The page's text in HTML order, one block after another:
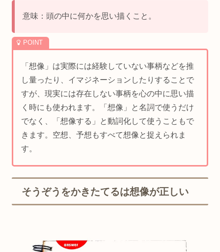
意味：頭の中に何かを思い描くこと。
「想像」は実際には経験していない事柄などを推
し量ったり、イマジネーションしたりすることで
すが、現実には存在しない事柄を心の中に思い描
く時にも使われます。「想像」と名詞で使うだけ
でなく、「想像する」と動詞化して使うこともで
きます。空想、予想もすべて想像と捉えられま
す。
そうぞうをかきたてるは想像が正しい